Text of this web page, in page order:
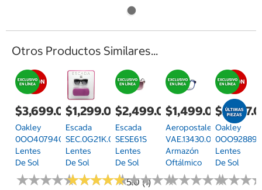
Otros Productos Similares...
$3,699.00
Oakley
0OO407940794959
Lentes
De Sol
★★★★★
★★★★★
$1,299.00
Escada
SEC.0G21K.0700.52
Lentes
De Sol
★★★★★
★★★★★5.0 (1)
$2,499.00
Escada
SESE61S
Lentes
De Sol
★★★★★
★★★★★
$1,499.00
Aeropostale
VAE.13430.0BLU.55
Armazón
Oftálmico
★★★★★
★★★★★
Oakley
Lentes
De Sol
★★★
★★★